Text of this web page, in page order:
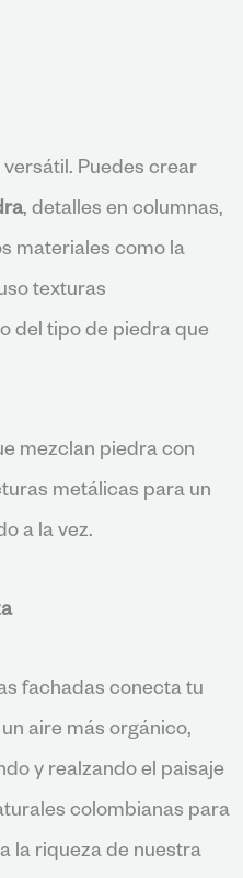
Puedes crear
, detalles en columnas,
materiales como la
texturas
del tipo de piedra que
mezclan piedra con
metálicas para un
a la vez.
fachadas conecta tu
aire más orgánico,
y realzando el paisaje
colombianas para
la riqueza de nuestra